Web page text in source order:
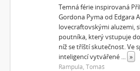
Temná férie inspirovaná
Gordona Pyma od Edgara
lovecraftovskými aluzemi,
poutníka, který vstupuje
níž se tříští skutečnost. Ve
inteligencí vytvářené ... »
Rampula, Tomáš